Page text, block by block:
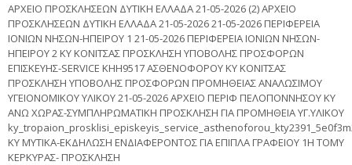
ΑΡΧΕΙΟ ΠΡΟΣΚΛΗΣΕΩΝ ΔΥΤΙΚΗ ΕΛΛΑΔΑ 21-05-2026 (2) ΑΡΧΕΙΟ
ΠΡΟΣΚΛΗΣΕΩΝ ΔΥΤΙΚΗ ΕΛΛΑΔΑ 21-05-2026 21-05-2026 ΠΕΡΙΦΕΡΕΙΑ
ΙΟΝΙΩΝ ΝΗΣΩΝ-ΗΠΕΙΡΟΥ 1 21-05-2026 ΠΕΡΙΦΕΡΕΙΑ ΙΟΝΙΩΝ ΝΗΣΩΝ-
ΗΠΕΙΡΟΥ 2 ΚΥ ΚΟΝΙΤΣΑΣ ΠΡΟΣΚΛΗΣΗ ΥΠΟΒΟΛΗΣ ΠΡΟΣΦΟΡΩΝ
ΕΠΙΣΚΕΥΗΣ-SERVICE KHH9517 ΑΣΘΕΝΟΦΟΡΟΥ ΚΥ ΚΟΝΙΤΣΑΣ
ΠΡΟΣΚΛΗΣΗ ΥΠΟΒΟΛΗΣ ΠΡΟΣΦΟΡΩΝ ΠΡΟΜΗΘΕΙΑΣ ΑΝΑΛΩΣΙΜΟΥ
ΥΓΕΙΟΝΟΜΙΚΟΥ ΥΛΙΚΟΥ 21-05-2026 ΑΡΧΕΙΟ ΠΕΡΙΦ ΠΕΛΟΠΟΝΝΗΣΟΥ ΚΥ
ΑΝΩ ΧΩΡΑΣ-ΣΥΜΠΛΗΡΩΜΑΤΙΚΗ ΠΡΟΣΚΛΗΣΗ ΓΙΑ ΠΡΟΜΗΘΕΙΑ ΥΓ.ΥΛΙΚΟΥ
ΚΥ ΜΥΤΙΚΑ-ΕΚΔΗΛΩΣΗ ΕΝΔΙΑΦΕΡΟΝΤΟΣ ΓΙΑ ΕΠΙΠΛΑ ΓΡΑΦΕΙΟΥ 1Η ΤΟΜΥ
ΚΕΡΚΥΡΑΣ- ΠΡΟΣΚΛΗΣΗ